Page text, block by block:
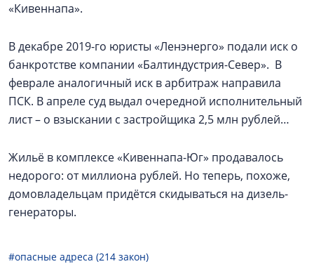
«Кивеннапа».
В декабре 2019-го юристы «Ленэнерго» подали иск о
банкротстве компании «Балтиндустрия-Север». В
феврале аналогичный иск в арбитраж направила
ПСК. В апреле суд выдал очередной исполнительный
лист – о взыскании с застройщика 2,5 млн рублей…
Жильё в комплексе «Кивеннапа-Юг» продавалось
недорого: от миллиона рублей. Но теперь, похоже,
домовладельцам придётся скидываться на дизель-
генераторы.
#опасные адреса (214 закон)